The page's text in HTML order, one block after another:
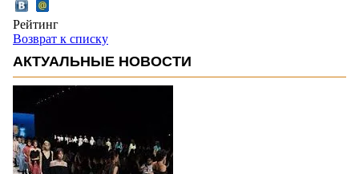
Рейтинг
Возврат к списку
АКТУАЛЬНЫЕ НОВОСТИ